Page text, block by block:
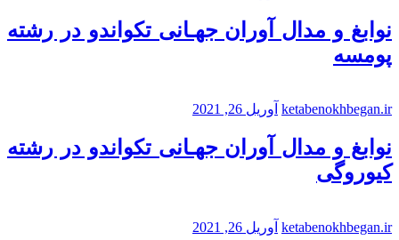
نوابغ و مدال آوران جهـانی تکواندو در رشته
پومسه
ketabenokhbegan.ir آوریل 26, 2021
نوابغ و مدال آوران جهـانی تکواندو در رشته
کیوروگی
ketabenokhbegan.ir آوریل 26, 2021